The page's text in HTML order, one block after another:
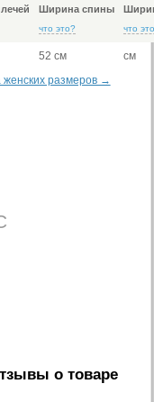
Ширина спины
что это? что
52 см
см
женских размеров →
о товаре